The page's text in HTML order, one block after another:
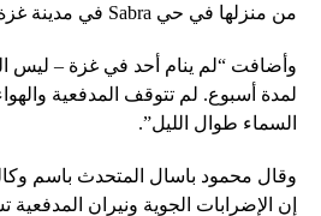
من منزلها في حي Sabra في مدينة غزة.
وأضافت “لم ينام أحد في غزة – ليس
لمدة أسبوع. لم تتوقف المدفعية
السماء طوال الليل”.
وقال محمود باسال المتحدث باسم
إن الإضرابات الجوية ونيران